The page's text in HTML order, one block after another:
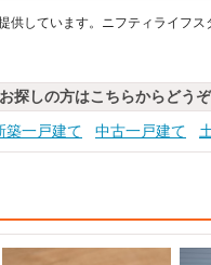
供しています。ニフティライフ
探しの方はこちらからどうぞ
築一戸建て 中古一戸建て